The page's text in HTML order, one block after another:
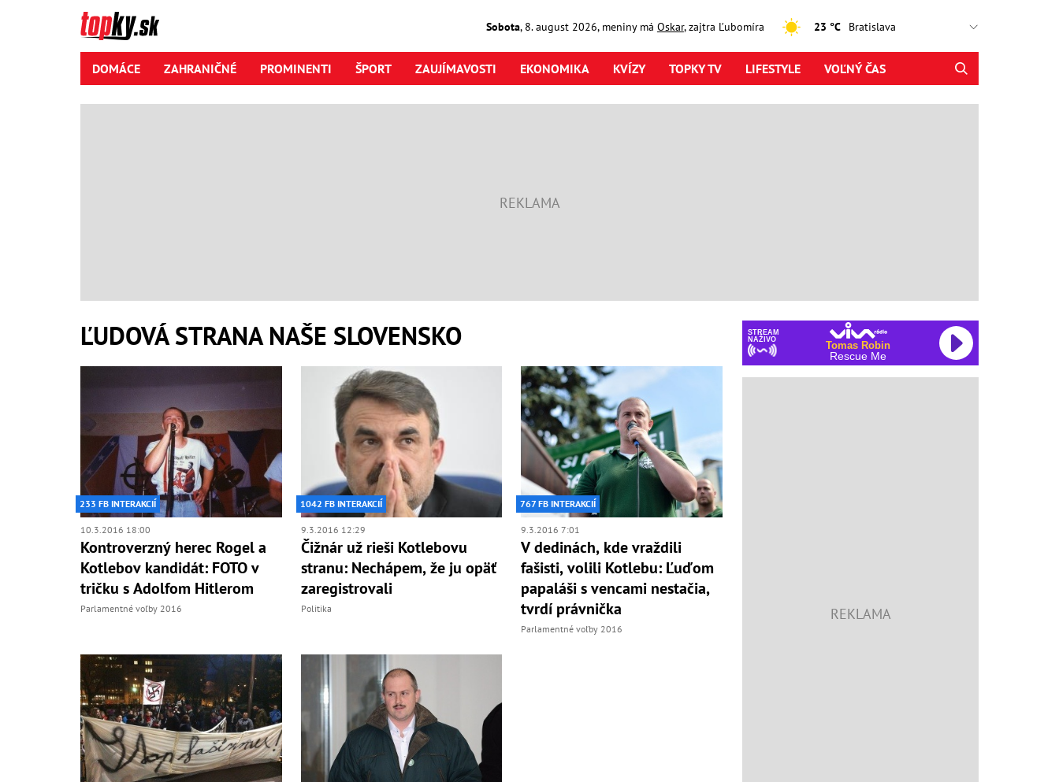
Sobota, 8. august2026, meniny má Oskar, zajtra Ľubomíra 23 °C
DOMÁCE ZAHRANIČNÉ PROMINENTI ŠPORT ZAUJÍMAVOSTI EKONOMIKA KVÍZY TOPKY TV LIFESTYLE VOĽNÝ ČAS
ĽUDOVÁ STRANA NAŠE SLOVENSKO
233 FB INTERAKCIÍ
10.3.2016 18:00
Kontroverzný herec Rogel a
Kotlebov kandidát: FOTO v
tričku s Adolfom Hitlerom
Parlamentné voľby 2016
1042 FB INTERAKCIÍ
9.3.2016 12:29
Čižnár už rieši Kotlebovu
stranu: Nechápem, že ju opäť
zaregistrovali
Politika
767 FB INTERAKCIÍ
9.3.2016 7:01
V dedinách, kde vraždili
fašisti, volili Kotlebu: Ľuďom
papaláši s vencami nestačia,
tvrdí právnička
Parlamentné voľby 2016
STREAM
NAŽIVO
Tomas Robin
Rescue Me